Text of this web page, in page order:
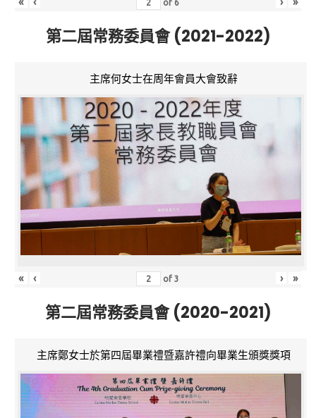
of 6
第二屆常務委員會 (2021-2022)
主席何女士在周年會員大會致辭
« ‹ of3 › »
第二屆常務委員會 (2020-2021)
主席鄭女士於第四屆畢業禮暨嘉許禮向畢業生頒獎獎項